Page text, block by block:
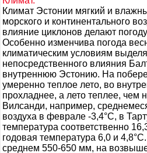
Климат Эстонии мягкий и
морского и континентального
влияние циклонов делают
Особенно изменчива погода
климатическим условиям
непосредственного влияния
внутреннюю Эстонию. На
умеренно теплое лето, во
прохладнее, а лето теплее, чем
Вилсанди, например,
воздуха в феврале -3,4°С, в
температура соответственно
годовая температура 6,0 и
среднем 550-650 мм, на